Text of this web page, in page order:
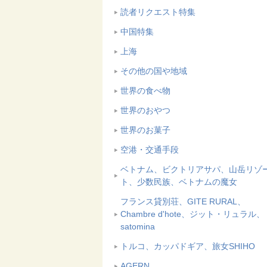
読者リクエスト特集
中国特集
上海
その他の国や地域
世界の食べ物
世界のおやつ
世界のお菓子
空港・交通手段
ベトナム、ビクトリアサパ、山岳リゾ
ト、少数民族、ベトナムの魔女
フランス貸別荘、GITE RURAL、
Chambre d'hote、ジット・リュラル、
satomina
トルコ、カッパドギア、旅女SHIHO